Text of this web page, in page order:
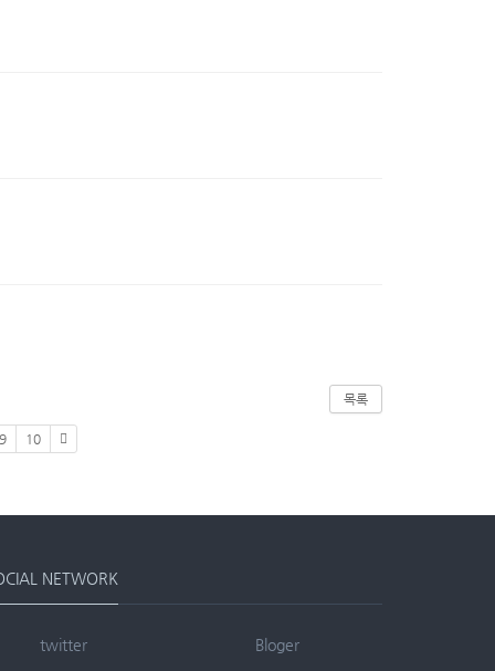
목록
9 10
NETWORK
twitter Bloger